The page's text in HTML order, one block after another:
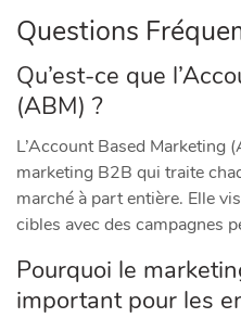
Questions
Qu’est-ce que
(ABM) ?
L’Account Based Marketing
marketing B2B qui traite
marché à part entière. Elle
cibles avec des campagnes
Pourquoi le
important pour les